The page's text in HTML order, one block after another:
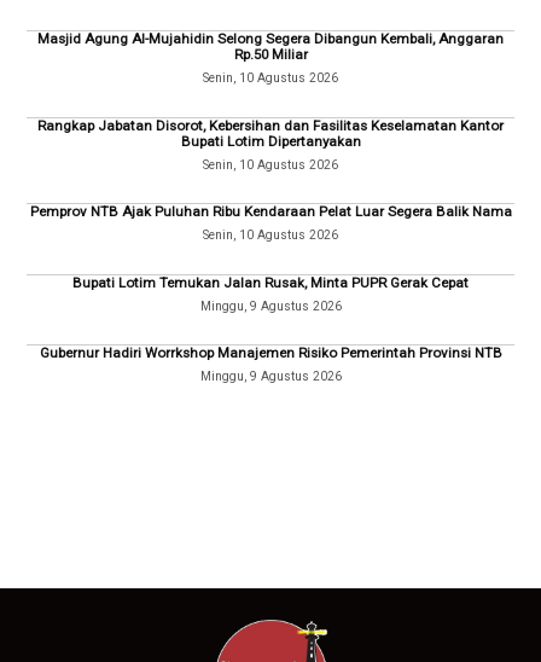
Masjid Agung Al-Mujahidin Selong Segera Dibangun Kembali, Anggaran
Rp.50 Miliar
Senin, 10 Agustus 2026
Rangkap Jabatan Disorot, Kebersihan dan Fasilitas Keselamatan Kantor
Bupati Lotim Dipertanyakan
Senin, 10 Agustus 2026
Pemprov NTB Ajak Puluhan Ribu Kendaraan Pelat Luar Segera Balik Nama
Senin, 10 Agustus 2026
Bupati Lotim Temukan Jalan Rusak, Minta PUPR Gerak Cepat
Minggu, 9 Agustus 2026
Gubernur Hadiri Worrkshop Manajemen Risiko Pemerintah Provinsi NTB
Minggu, 9 Agustus 2026